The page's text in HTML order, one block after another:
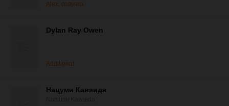
Alex, озвучка
Dylan Ray Owen
Additional
Нацуми Каваида